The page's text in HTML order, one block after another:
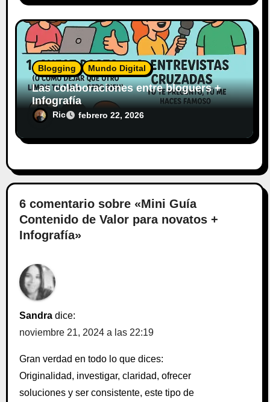
Blogging Mundo Digital
Las colaboraciones entre bloguers +
Infografía
Ric febrero 22, 2026
6 comentario sobre «Mini Guía
Contenido de Valor para novatos +
Infografía»
Sandra dice:
noviembre 21, 2024 a las 22:19
Gran verdad en todo lo que dices:
Originalidad, investigar, claridad, ofrecer
soluciones y ser consistente, este tipo de